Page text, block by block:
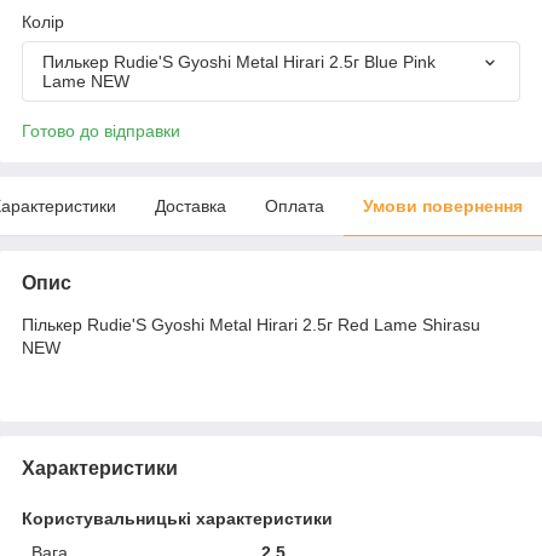
Колір
Пилькер Rudie'S Gyoshi Metal Hirari 2.5г Blue Pink
Lame NEW
Готово до відправки
Доставка Оплата Умови повернення
Опис
Пількер Rudie'S Gyoshi Metal Hirari 2.5г Red Lame Shirasu
NEW
Характеристики
Користувальницькі характеристики